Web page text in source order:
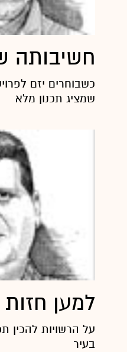
חשיבותה
שמציג תכנון מלא
למען
על הרשויות להכין
בעיר